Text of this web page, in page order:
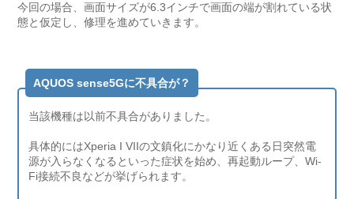
今回の場合、画面サイズが6.3インチで画面の端が割れている状
態と仮定し、修理を進めていきます。
AQUOS sense5Gに不具合が？
当該機種は以前不具合がありました。
具体的にはXperia I VIIの文鎮化にかなり近くある日突然電
源が入らなくなるといった症状を始め、再起動ループ、Wi-
Fi接続不良などが挙げられます。